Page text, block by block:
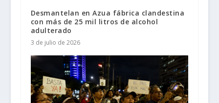
Desmantelan en Azua fábrica clandestina
con más de 25 mil litros de alcohol
adulterado
3 de julio de 2026